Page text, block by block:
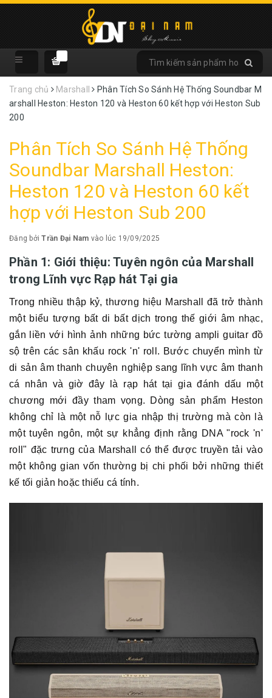
Trang chủ Marshall
Phân Tích So Sánh Hệ Thống Soundbar M
arshall Heston: Heston 120 và Heston 60 kết hợp với Heston Sub
200
Phân Tích So Sánh Hệ Thống
Soundbar Marshall Heston:
Heston 120 và Heston 60 kết
hợp với Heston Sub 200
Đăng bởiTrần Đại Nam vào lúc 19/09/2025
Phần 1: Giới thiệu: Tuyên ngôn của Marshall
trong Lĩnh vực Rạp hát Tại gia
Trong nhiều thập kỷ, thương hiệu Marshall đã trở thành
một biểu tượng bất di bất dịch trong thế giới âm nhạc,
gắn liền với hình ảnh những bức tường ampli guitar đồ
sộ trên các sân khấu rock 'n' roll. Bước chuyển mình từ
di sản âm thanh chuyên nghiệp sang lĩnh vực âm thanh
cá nhân và giờ đây là rạp hát tại gia đánh dấu một
chương mới đầy tham vọng. Dòng sản phẩm Heston
không chỉ là một nỗ lực gia nhập thị trường mà còn là
một tuyên ngôn, một sự khẳng định rằng DNA "rock 'n'
roll" đặc trưng của Marshall có thể được truyền tải vào
một không gian vốn thường bị chi phối bởi những thiết
kế tối giản hoặc thiếu cá tính.